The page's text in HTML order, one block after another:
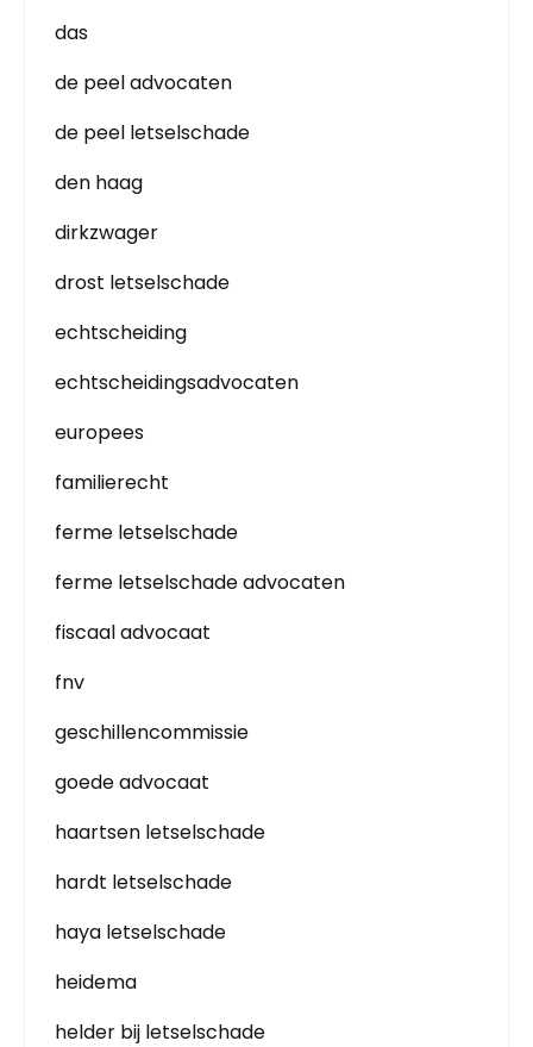
das
de peel advocaten
de peel letselschade
den haag
dirkzwager
drost letselschade
echtscheiding
echtscheidingsadvocaten
europees
familierecht
ferme letselschade
ferme letselschade advocaten
fiscaal advocaat
fnv
geschillencommissie
goede advocaat
haartsen letselschade
hardt letselschade
haya letselschade
heidema
helder bij letselschade